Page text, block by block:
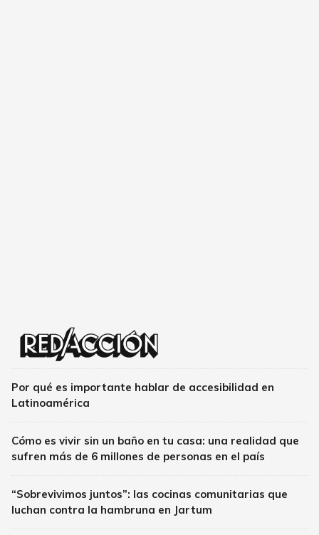
Por qué es importante hablar de accesibilidad en
Latinoamérica
Cómo es vivir sin un baño en tu casa: una realidad que
sufren más de 6 millones de personas en el país
“Sobrevivimos juntos”: las cocinas comunitarias que
luchan contra la hambruna en Jartum